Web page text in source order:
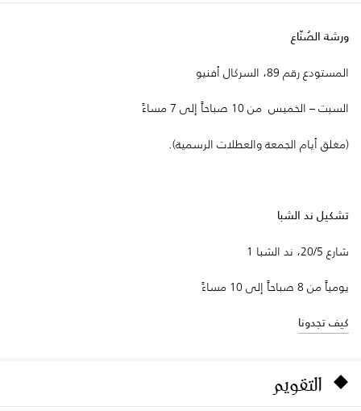
ورشة الصُنّاع
المستودع رقم 89، السركال أفنيو
السبت – الخميس من 10 صباحاً إلى 7 مساءً
(مغلق أيام الجمعة والعطلات الرسمية).
تشكيل ند الشبا
شارع 20/5، ند الشبا 1
يومياً من 8 صباحاً إلى 10 مساءً
كيف تجدونا
التقويم